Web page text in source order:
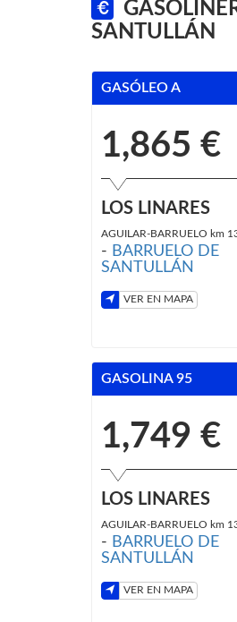
SANTULLÁN
GASÓLEO A
1,865 €
LOS LINARES
AGUILAR-BARRUELO km
- BARRUELO DE
SANTULLÁN
VER EN MAPA
GASOLINA 95
1,749 €
LOS LINARES
AGUILAR-BARRUELO km
- BARRUELO DE
SANTULLÁN
VER EN MAPA